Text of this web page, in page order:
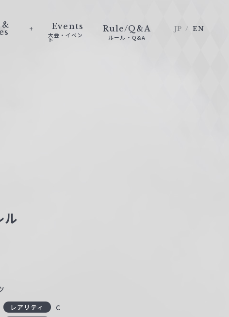
& Events
大会・イベン
ト
Rule/Q&A
ルール・Q&A
JP EN
ル
レアリティ C